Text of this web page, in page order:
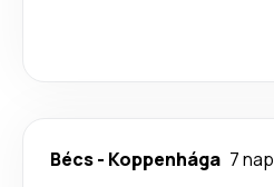
Bécs- Koppenhága 7 nap